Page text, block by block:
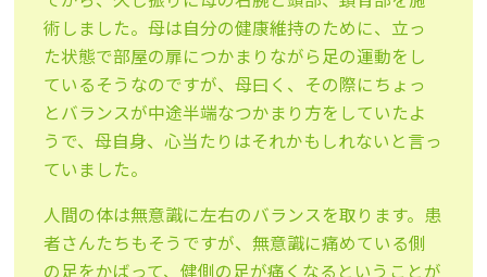
術しました。母は自分の健康維持のために、立っ
た状態で部屋の扉につかまりながら足の運動をし
ているそうなのですが、母曰く、その際にちょっ
とバランスが中途半端なつかまり方をしていたよ
うで、母自身、心当たりはそれかもしれないと言っ
ていました。
人間の体は無意識に左右のバランスを取ります。患
者さんたちもそうですが、無意識に痛めている側
の足をかばって、健側の足が痛くなるということが